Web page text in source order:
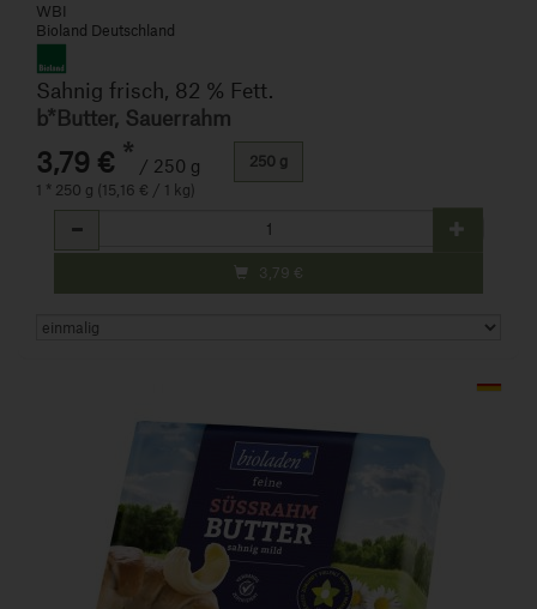
WBI
Bioland Deutschland
Sahnig frisch, 82 % Fett.
b*Butter, Sauerrahm
3,79 € * / 250 g
1 * 250 g (15,16 € / 1 kg)
250 g
Anzahl
3,79 €